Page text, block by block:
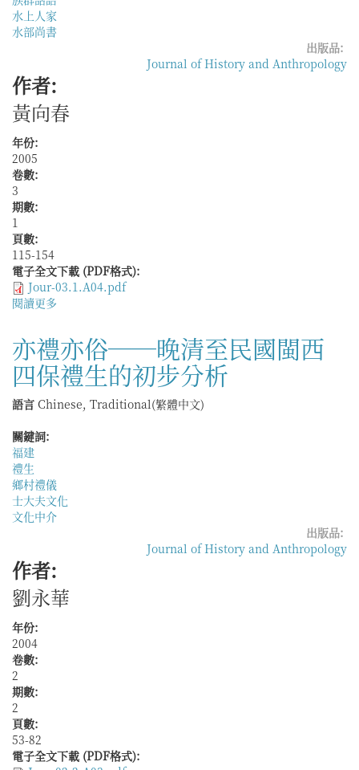
銘
解
水上人家
水部尚書
出版品:
Journal of History and Anthropology
作者:
黃向春
年份:
2005
卷數:
3
期數:
1
頁數:
115-154
電子全文下載 (PDF格式):
Jour-03.1.A04.pdf
閱讀更多
方
社
會
中
與
儀
以
閩
尚
亦禮亦俗──晚清至民國閩西
四保禮生的初步分析
語言 Chinese, Traditional(繁體中文)
關鍵詞:
福建
禮生
鄉村禮儀
士大夫文化
文化中介
出版品:
Journal of History and Anthropology
作者:
劉永華
年份:
2004
卷數:
2
期數:
2
頁數:
53-82
電子全文下載 (PDF格式):